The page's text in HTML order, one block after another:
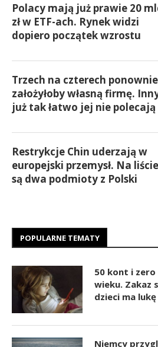
Polacy mają już prawie 20
zł w ETF-ach. Rynek widzi
dopiero początek wzrostu
Trzech na czterech ponownie
założyłoby własną firmę.
już tak łatwo jej nie polecają
Restrykcje Chin uderzają w
europejski przemysł. Na liście
są dwa podmioty z Polski
POPULARNE TEMATY
50 kont i
wieku. Zakaz
dzieci ma lukę
Niemcy